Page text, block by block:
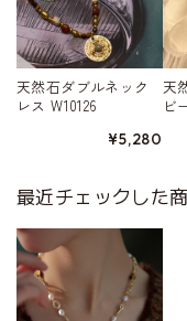
天然石ダブルネック
レス W10126
¥5,280
天
ビ
最近チェックした